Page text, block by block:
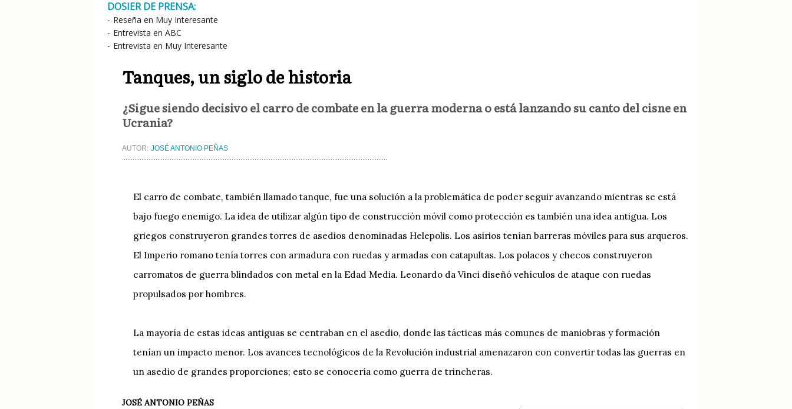
DOSIER DE PRENSA:
- Reseña en Muy Interesante
- Entrevista en ABC
- Entrevista en Muy Interesante
Tanques, un siglo de historia
¿Sigue siendo decisivo el carro de combate en la guerra moderna o está lanzando su canto del cisne en
Ucrania?
AUTOR: JOSÉ ANTONIO PEÑAS
El carro de combate, también llamado tanque, fue una solución a la problemática de poder seguir avanzando mientras se está
bajo fuego enemigo. La idea de utilizar algún tipo de construcción móvil como protección es también una idea antigua. Los
griegos construyeron grandes torres de asedios denominadas Helepolis. Los asirios tenían barreras móviles para sus arqueros.
El Imperio romano tenía torres con armadura con ruedas y armadas con catapultas. Los polacos y checos construyeron
carromatos de guerra blindados con metal en la Edad Media. Leonardo da Vinci diseñó vehículos de ataque con ruedas
propulsados por hombres.
La mayoría de estas ideas antiguas se centraban en el asedio, donde las tácticas más comunes de maniobras y formación
tenían un impacto menor. Los avances tecnológicos de la Revolución industrial amenazaron con convertir todas las guerras en
un asedio de grandes proporciones; esto se conocería como guerra de trincheras.
JOSÉ ANTONIO PEÑAS